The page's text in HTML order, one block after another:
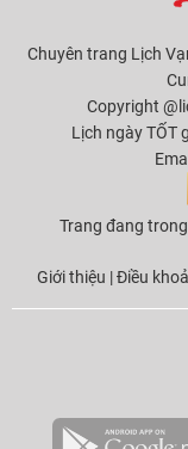
Chuyên trang Lịch
Copyright
Lịch ngày TỐT
Trang đang
Giới thiệu |Điều